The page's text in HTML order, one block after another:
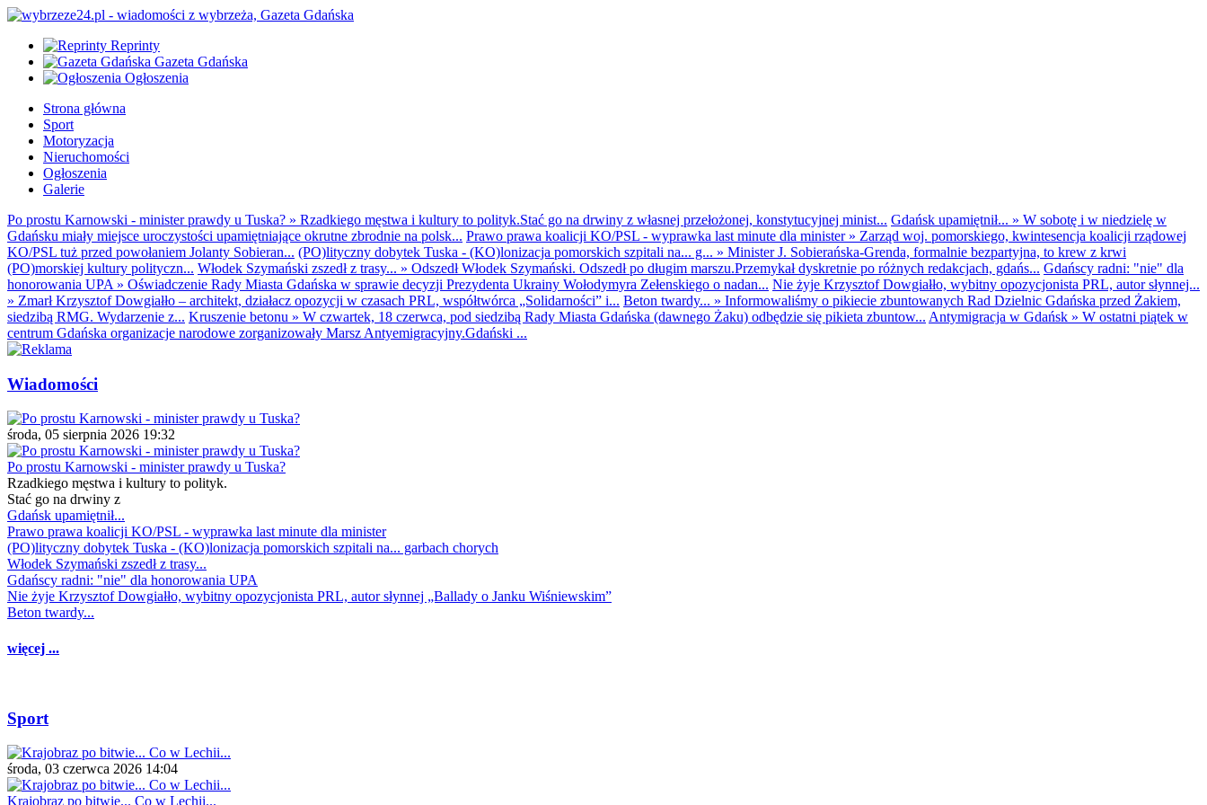
Reprinty
Gazeta Gdańska
Ogłoszenia
Strona główna
Sport
Motoryzacja
Nieruchomości
Ogłoszenia
Galerie
Po prostu Karnowski - minister prawdy u Tuska? » Rzadkiego męstwa i kultury to polityk.Stać go na drwiny z własnej przełożonej, konstytucyjnej minist... Gdańsk upamiętnił... » W sobotę i w niedzielę w
Gdańsku miały miejsce uroczystości upamiętniające okrutne zbrodnie na polsk... Prawo prawa koalicji KO/PSL - wyprawka last minute dla minister» Zarząd woj. pomorskiego, kwintesencja koalicji rządowej
KO/PSL tuż przed powołaniem Jolanty Sobieran... (PO)lityczny dobytek Tuska - (KO)lonizacja pomorskich szpitali na... g... » Minister J. Sobierańska-Grenda, formalnie bezpartyjna, to krew z krwi
(PO)morskiej kultury polityczn... Włodek Szymański zszedł z trasy... » Odszedł Włodek Szymański. Odszedł po długim marszu.Przemykał dyskretnie po różnych redakcjach, gdańs... Gdańscy radni: "nie" dla
honorowania UPA » Oświadczenie Rady Miasta Gdańska w sprawie decyzji Prezydenta Ukrainy Wołodymyra Zełenskiego o nadan... Nie żyje Krzysztof Dowgiałło, wybitny opozycjonista PRL, autor słynnej...
» Zmarł Krzysztof Dowgiałło – architekt, działacz opozycji w czasach PRL, współtwórca „Solidarności” i... Beton twardy... » Informowaliśmy o pikiecie zbuntowanych Rad Dzielnic Gdańska przed Żakiem,
siedzibą RMG. Wydarzenie z... Kruszenie betonu » W czwartek, 18 czerwca, pod siedzibą Rady Miasta Gdańska (dawnego Żaku) odbędzie się pikieta zbuntow... Antymigracja w Gdańsk » W ostatni piątek w
centrum Gdańska organizacje narodowe zorganizowały Marsz Antyemigracyjny.Gdański ...
Wiadomości
środa, 05 sierpnia 2026 19:32
Po prostu Karnowski - minister prawdy u Tuska?
Rzadkiego męstwa i kultury to polityk.
Stać go na drwiny z
Gdańsk upamiętnił...
Prawo prawa koalicji KO/PSL - wyprawka last minute dla minister
(PO)lityczny dobytek Tuska - (KO)lonizacja pomorskich szpitali na... garbach chorych
Włodek Szymański zszedł z trasy...
Gdańscy radni: "nie" dla honorowania UPA
Nie żyje Krzysztof Dowgiałło, wybitny opozycjonista PRL, autor słynnej „Ballady o Janku Wiśniewskim”
Beton twardy...
więcej ...
Sport
środa, 03 czerwca 2026 14:04
Krajobraz po bitwie... Co w Lechii...